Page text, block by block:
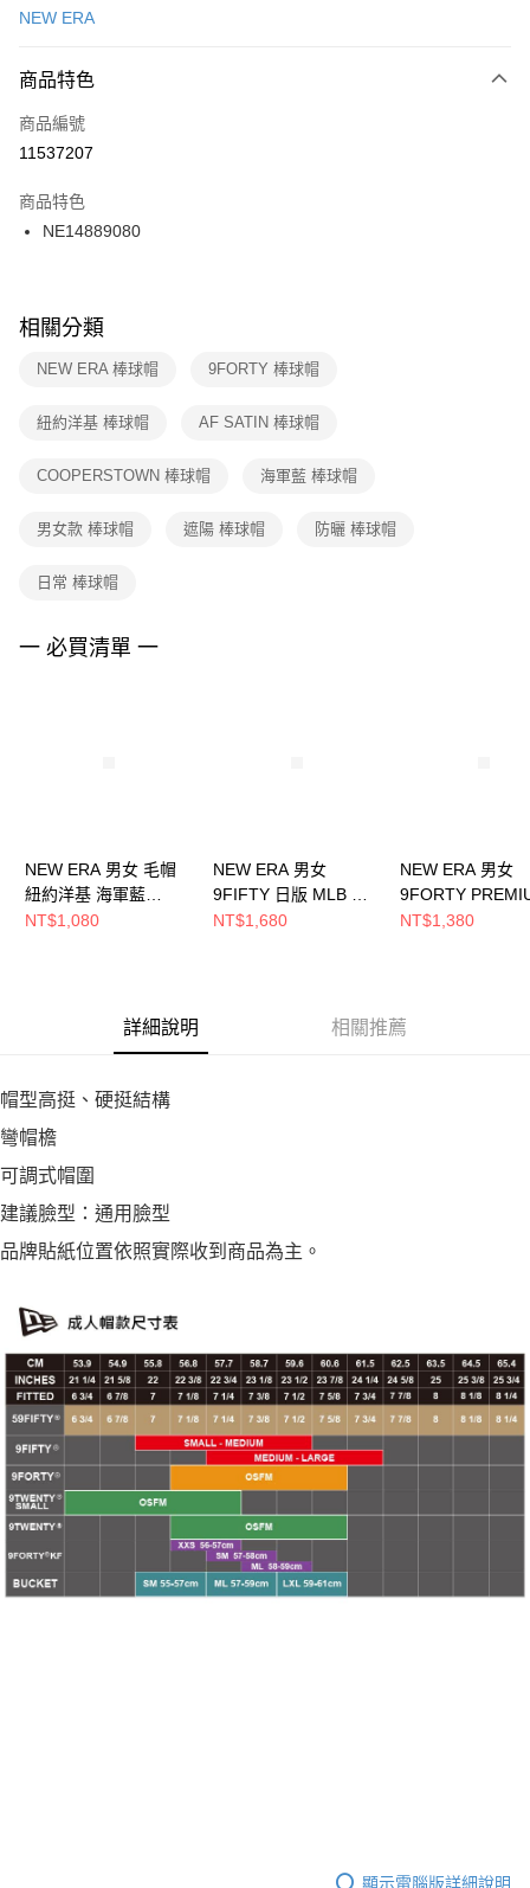
便利好安心！
３．安心：先確認商品／服務後，再付款。
【「AFTEE先享後付」結帳流程】
１．於結帳方式選擇「AFTEE先享後付」後，將跳轉至「AFTEE先享後付」
２．訂單成立數日內，您將收到繳費通知簡訊。
３．收到繳費通知簡訊後14天內，點擊此簡訊中的連結，可透過四大超商／
ATM／網路銀行／等多元方式進行付款，方視為交易完成。
※ 交易是否成功請以「AFTEE先享後付 」之結帳頁面顯示為準，若有關於
是否繳費成功／繳費後需取消欲退款等相關疑問，請聯繫「AFTEE先享後付
客戶支援中心」https://netprotections.freshdesk.com/support/home
１．透過由恩沛科技股份有限公司提供之「AFTEE先享後付」服務完成之交
權轉讓予恩沛科技股份有限公司。
３．未成年的使用者請事先徵得法定代理人或監護人之同意方可使用
任。
請求用戶進行身份認證。
５．嚴禁一人註冊多個帳號或使用他人資訊註冊。若發現惡意使用之情形，
運送方式
每筆NT$100，滿NT$1,500(含以上)免運費
宅配
每筆NT$100，滿NT$1,500(含以上)免運費
付款後門市自取
每筆NT$100，滿NT$1,500(含以上)免運費
NEW ERA
商品特色
商品編號
11537207
商品特色
NE14889080
相關分類
NEW ERA 棒球帽 9FORTY 棒球帽
紐約洋基 棒球帽 AF SATIN 棒球帽
COOPERSTOWN 棒球帽 海軍藍 棒球帽
男女款 棒球帽 遮陽 棒球帽 防曬 棒球帽
日常 棒球帽
一 必買清單 一
NEW ERA 男女 毛帽
紐約洋基 海軍藍
NE70790265
NT$1,080
NEW ERA 男女
9FIFTY 日版 MLB W
LOGO 紐約洋基 海軍
NT$1,680
NEW ERA 男女
9FORTY
FELT OTC 紐約
NT$1,380
詳細說明 相關推薦
帽型高挺、硬挺結構
彎帽檐
可調式帽圍
建議臉型：通用臉型
品牌貼紙位置依照實際收到商品為主。
顯示電腦版詳細說明